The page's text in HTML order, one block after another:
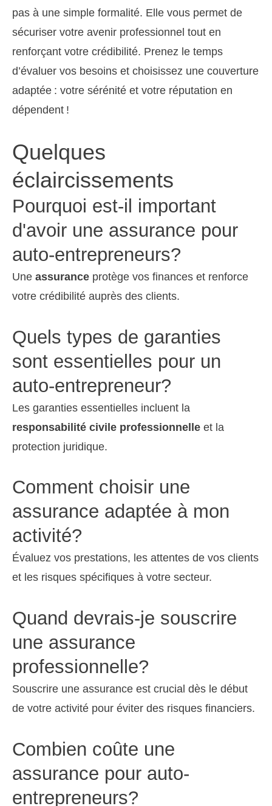
pas à une simple formalité. Elle vous permet de
sécuriser votre avenir professionnel tout en
renforçant votre crédibilité. Prenez le temps
d’évaluer vos besoins et choisissez une couverture
adaptée : votre sérénité et votre réputation en
dépendent !
Quelques
éclaircissements
Pourquoi est-il important
d'avoir une assurance pour
auto-entrepreneurs?
Une assurance protège vos finances et renforce
votre crédibilité auprès des clients.
Quels types de garanties
sont essentielles pour un
auto-entrepreneur?
Les garanties essentielles incluent la
responsabilité civile professionnelle et la
protection juridique.
Comment choisir une
assurance adaptée à mon
activité?
Évaluez vos prestations, les attentes de vos clients
et les risques spécifiques à votre secteur.
Quand devrais-je souscrire
une assurance
professionnelle?
Souscrire une assurance est crucial dès le début
de votre activité pour éviter des risques financiers.
Combien coûte une
assurance pour auto-
entrepreneurs?